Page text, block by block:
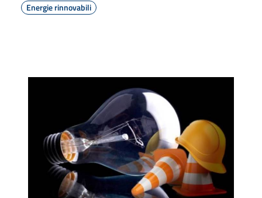
Energie rinnovabili